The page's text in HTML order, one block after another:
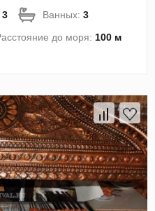
3 Ванных:3
до моря:100 м